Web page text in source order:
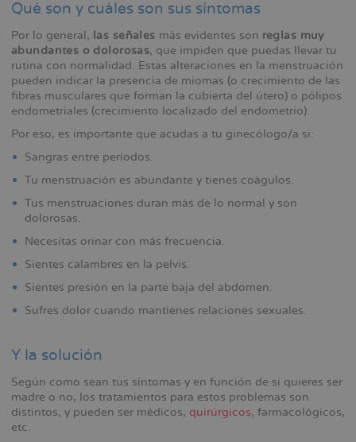
Qué son y cuáles son sus síntomas
Por lo general, las señales más evidentes son reglas muy
abundantes o dolorosas, que impiden que puedas llevar tu
rutina con normalidad. Estas alteraciones en la menstruación
pueden indicar la presencia de miomas (o crecimiento de las
fibras musculares que forman la cubierta del útero) o pólipos
endometriales (crecimiento localizado del endometrio).
Por eso, es importante que acudas a tu ginecólogo/a si:
Sangras entre períodos.
Tu menstruación es abundante y tienes coágulos.
Tus menstruaciones duran más de lo normal y son
dolorosas.
Necesitas orinar con más frecuencia.
Sientes calambres en la pelvis.
Sientes presión en la parte baja del abdomen.
Sufres dolor cuando mantienes relaciones sexuales.
Y la solución
Según como sean tus síntomas y en función de si quieres ser
madre o no, los tratamientos para estos problemas son
distintos, y pueden ser médicos, quirúrgicos, farmacológicos,
etc.